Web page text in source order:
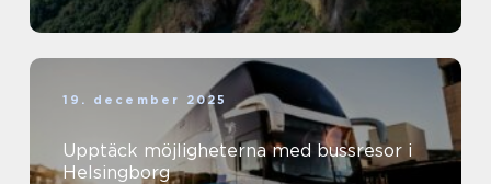
19. december 2025
Upptäck möjligheterna med bussresor i
Helsingborg